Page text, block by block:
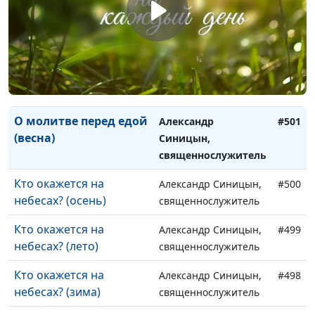
О молитве перед едой
(лето)
Александр Синицын,
священнослужитель
#503
О молитве перед едой
(зима)
Александр Синицын,
священнослужитель
#502
О молитве перед едой
(весна)
Александр
Синицын,
священнослужитель
#501
Кто окажется на
небесах? (осень)
Александр Синицын,
священнослужитель
#500
Кто окажется на
небесах? (лето)
Александр Синицын,
священнослужитель
#499
Кто окажется на
небесах? (зима)
Александр Синицын,
священнослужитель
#498